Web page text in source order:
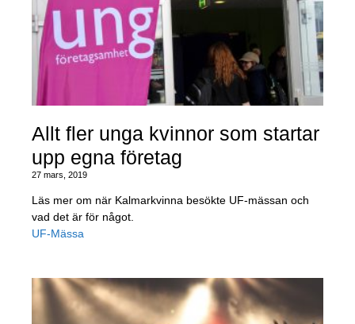
Allt fler unga kvinnor som startar
upp egna företag
27 mars, 2019
Läs mer om när Kalmarkvinna besökte UF-mässan och
vad det är för något.
UF-Mässa